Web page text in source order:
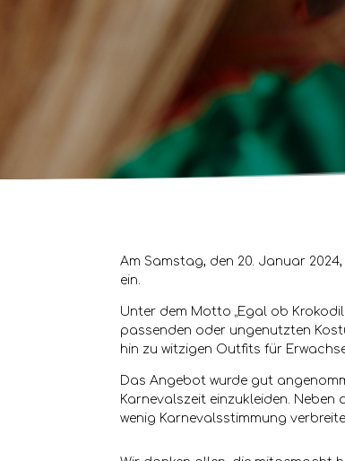
Am Samstag, den 20. Januar
ein.
Unter dem Motto „Egal ob
passenden oder ungenutzten
hin zu witzigen Outfits für
Das Angebot wurde gut
Karnevalszeit einzukleiden.
wenig Karnevalsstimmung